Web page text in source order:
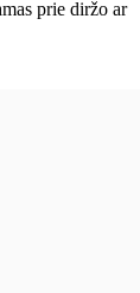
prie diržo ar